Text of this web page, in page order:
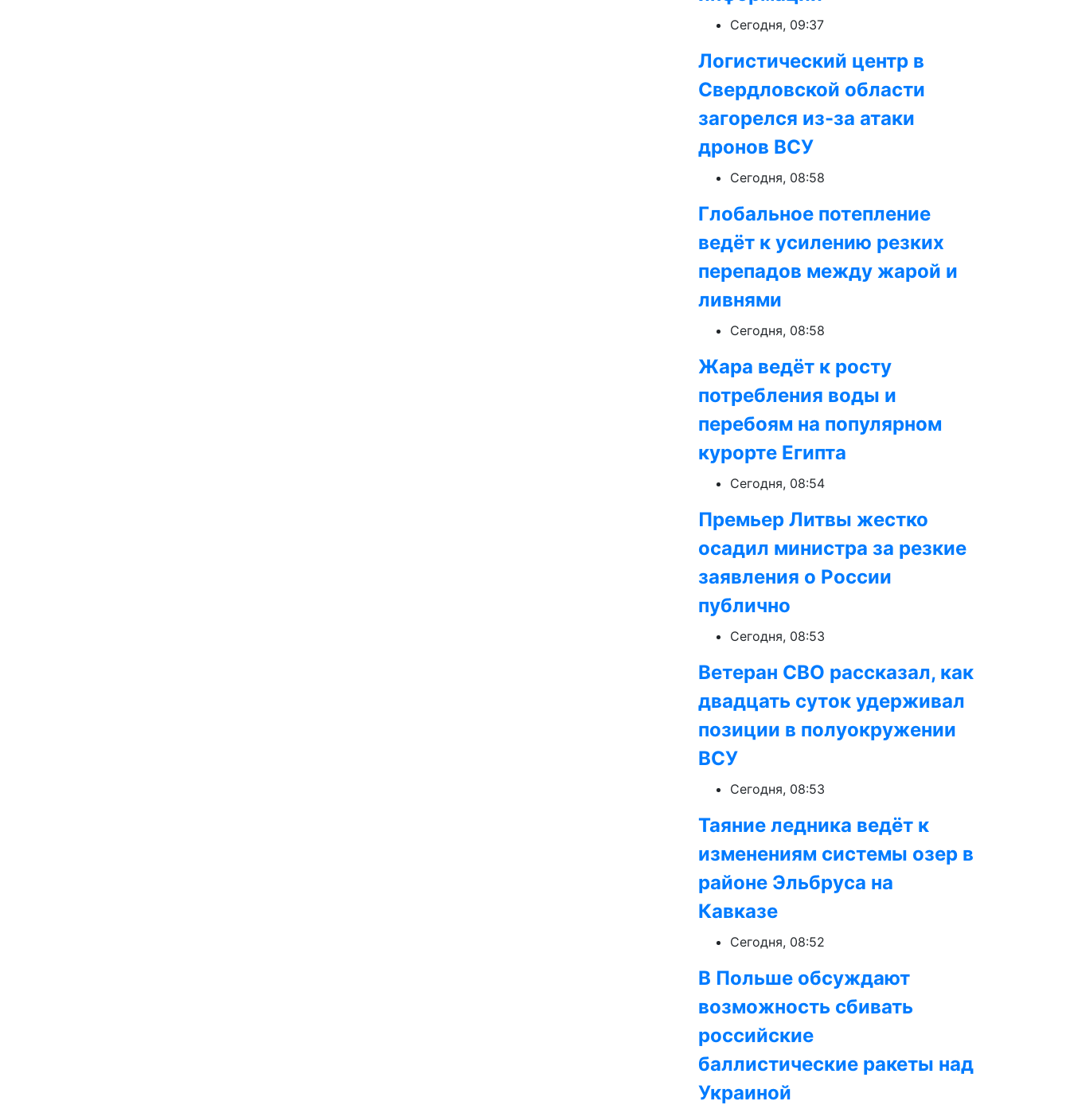
Сегодня, 09:37
Логистический центр в
Свердловской области
загорелся из-за атаки
дронов ВСУ
Сегодня, 08:58
Глобальное потепление
ведёт к усилению резких
перепадов между жарой и
ливнями
Сегодня, 08:58
Жара ведёт к росту
потребления воды и
перебоям на популярном
курорте Египта
Сегодня, 08:54
Премьер Литвы жестко
осадил министра за резкие
заявления о России
публично
Сегодня, 08:53
Ветеран СВО рассказал, как
двадцать суток удерживал
позиции в полуокружении
ВСУ
Сегодня, 08:53
Таяние ледника ведёт к
изменениям системы озер в
районе Эльбруса на
Кавказе
Сегодня, 08:52
В Польше обсуждают
возможность сбивать
российские
баллистические ракеты над
Украиной